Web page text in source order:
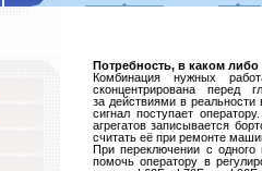
Потребность, в каком
Комбинация нужных
сконцентрирована перед
за действиями в реальности
сигнал поступает
агрегатов записывается
считать её при ремонте
При переключении с
помочь оператору в